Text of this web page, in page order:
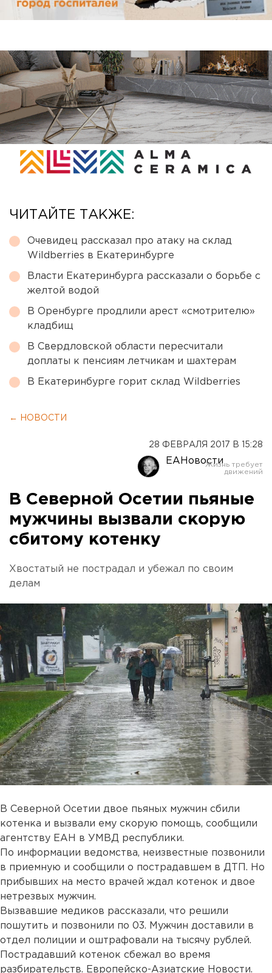
ЧИТАЙТЕ ТАКЖЕ:
Очевидец рассказал про атаку на склад
Wildberries в Екатеринбурге
Власти Екатеринбурга рассказали о борьбе с
желтой водой
В Оренбурге продлили арест «смотрителю»
кладбищ
В Свердловской области пересчитали
доплаты к пенсиям летчикам и шахтерам
В Екатеринбурге горит склад Wildberries
← НОВОСТИ
28 ФЕВРАЛЯ 2017 В 15:28
ЕАНовости
В Северной Осетии пьяные
мужчины вызвали скорую
сбитому котенку
Хвостатый не пострадал и убежал по своим
делам
В Северной Осетии двое пьяных мужчин сбили
котенка и вызвали ему скорую помощь, сообщили
агентству ЕАН в УМВД республики.
По информации ведомства, неизвестные позвонили
в приемную и сообщили о пострадавшем в ДТП. Но
прибывших на место врачей ждал котенок и двое
нетрезвых мужчин.
Вызвавшие медиков рассказали, что решили
пошутить и позвонили по 03. Мужчин доставили в
отдел полиции и оштрафовали на тысячу рублей.
Пострадавший котенок сбежал во время
разбирательств. Европейско-Азиатские Новости.